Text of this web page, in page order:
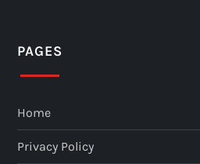
PAGES
Home
Privacy Policy